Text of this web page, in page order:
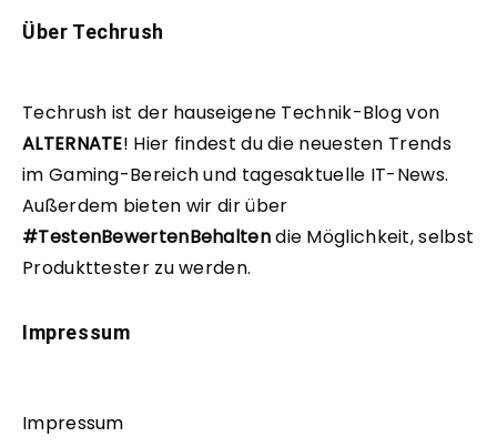
Über Techrush
Techrush ist der hauseigene Technik-Blog von
ALTERNATE! Hier findest du die neuesten Trends
im Gaming-Bereich und tagesaktuelle IT-News.
Außerdem bieten wir dir über
#TestenBewertenBehaltendie Möglichkeit, selbst
Produkttester zu werden.
Impressum
Impressum